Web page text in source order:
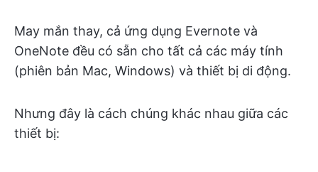
May mắn thay, cả ứng dụng Evernote và
OneNote đều có sẵn cho tất cả các máy tính
(phiên bản Mac, Windows) và thiết bị di động.
Nhưng đây là cách chúng khác nhau giữa các
thiết bị: